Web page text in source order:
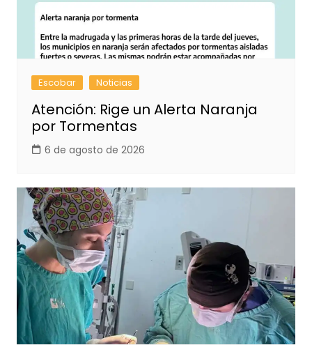
Escobar Noticias
Atención: Rige un Alerta Naranja
por Tormentas
6 de agosto de 2026